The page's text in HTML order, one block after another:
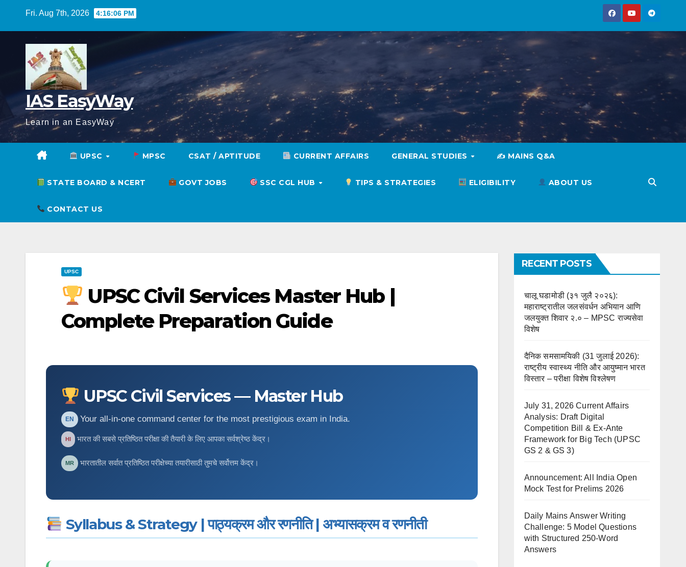
Fri. Aug 7th, 2026 4:16:07 PM
IAS EasyWay
Learn in an EasyWay
UPSC MPSC CSAT / APTITUDE CURRENT AFFAIRS GENERAL STUDIES ✍️ MAINS Q&A
STATE BOARD & NCERT GOVT JOBS SSC CGL HUB TIPS & STRATEGIES ELIGIBILITY ABOUT US
CONTACT US
UPSC
UPSC Civil Services Master Hub |
Complete Preparation Guide
UPSC Civil Services — Master Hub
EN Your all-in-one command center for the most prestigious exam in India.
HI भारत की सबसे प्रतिष्ठित परीक्षा की तैयारी के लिए आपका सर्वश्रेष्ठ केंद्र।
MR भारतातील सर्वात प्रतिष्ठित परीक्षेच्या तयारीसाठी तुमचे सर्वोत्तम केंद्र।
Syllabus & Strategy | पाठ्यक्रम और रणनीति | अभ्यासक्रम व रणनीती
RECENT POSTS
चालू घडामोडी (३१ जुलै २०२६):
महाराष्ट्रातील जलसंवर्धन अभियान आणि
जलयुक्त शिवार २.० – MPSC राज्यसेवा
विशेष
दैनिक समसामयिकी (31 जुलाई 2026):
राष्ट्रीय स्वास्थ्य नीति और आयुष्मान भारत
विस्तार – परीक्षा विशेष विश्लेषण
July 31, 2026 Current Affairs
Analysis: Draft Digital
Competition Bill & Ex-Ante
Framework for Big Tech (UPSC
GS 2 & GS 3)
Announcement: All India Open
Mock Test for Prelims 2026
Daily Mains Answer Writing
Challenge: 5 Model Questions
with Structured 250-Word
Answers